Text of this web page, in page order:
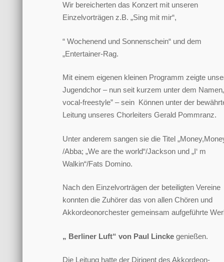
Wir bereicherten das Konzert mit unseren
Einzelvorträgen z.B. „Sing mit mir“,
“ Wochenend und Sonnenschein“ und dem
„Entertainer-Rag.
Mit einem eigenen kleinen Programm zeigte
Jugendchor – nun seit kurzem unter dem
vocal-freestyle” – sein Können unter der
Leitung unseres Chorleiters Gerald Pommranz.
Unter anderem sangen sie die Titel
/Abba; „We are the world“/Jackson und „I‘ m
Walkin“/Fats Domino.
Nach den Einzelvorträgen der beteiligten Vereine
konnten die Zuhörer das von allen Chören und
Akkordeonorchester gemeinsam aufgeführte
„ Berliner Luft“ von Paul Lincke genießen.
Die Leitung hatte der Dirigent des Akkordeon-